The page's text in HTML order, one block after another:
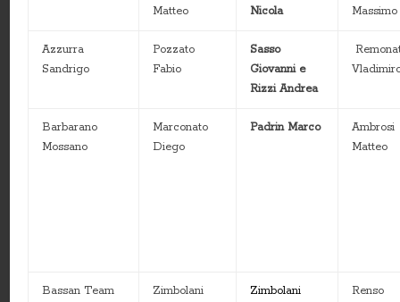
Matteo
Nicola
Massimo
Azzurra
Sandrigo
Pozzato
Fabio
Sasso
Giovanni e
Rizzi Andrea
Barbarano
Mossano
Marconato
Diego
Padrin Marco
Ambrosi
Matteo
Bassan Team
Zimbolani
Zimbolani
Renso